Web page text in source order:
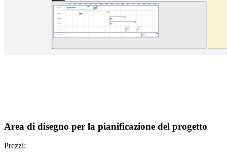
Area di disegno per la pianificazione del progetto
Prezzi: